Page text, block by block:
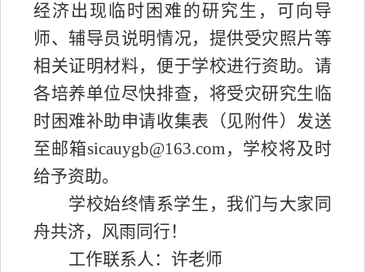
经济出现临时困难的研究生 ，可向 导
师、辅导员说明情况，提供受灾照片等
相关证明材料，便于学校进行资助。请
各培养单位尽快排查，将受灾研究生临
时困难补助申请收集表（见附件）发送
至邮箱sicauygb@163.com，学校将及时
给予资助。
学校始终情系学生，我们与大家同
舟共济，风雨同行！
工作联系人：许老师